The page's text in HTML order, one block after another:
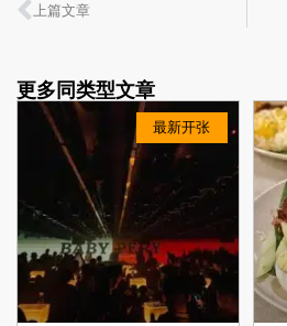
上篇文章
最新开张
更多同类型文章